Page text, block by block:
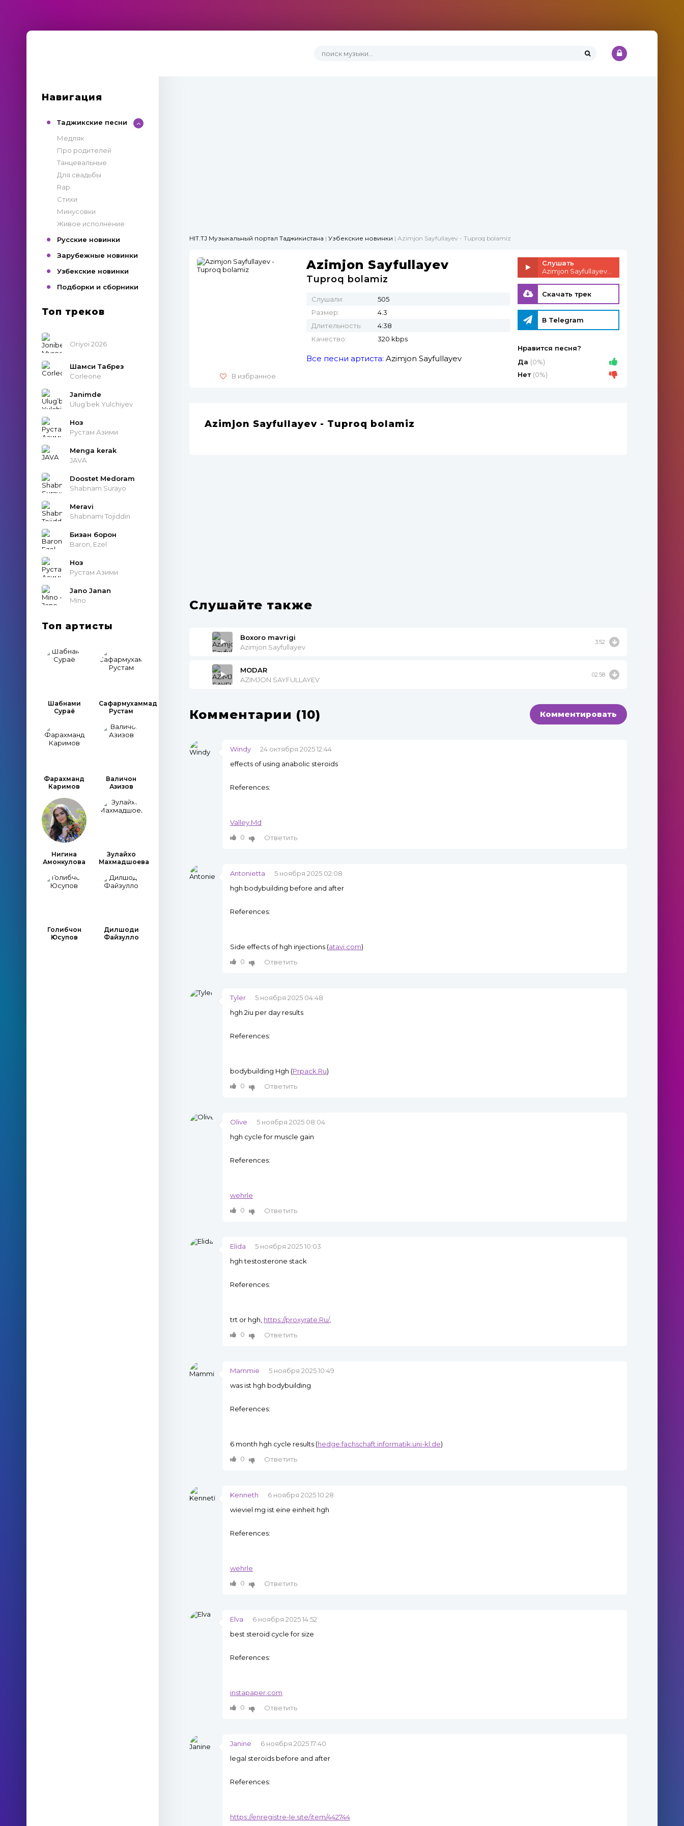
Навигация
Таджикские песни
Медляк
Про родителей
Танцевальные
Для свадьбы
Rap
Стихи
Минусовки
Живое исполнение
Русские новинки
Зарубежные новинки
Узбекские новинки
Подборки и сборники
Топ треков
Oriyoi 2026
Шамси Табрез
Corleone
Janimde
Ulug’bek Yulchiyev
Ноз
Рустам Азими
Menga kerak
JAVA
Doostet Medoram
Shabnam Surayo
Meravi
Shabnami Tojiddin
Бизан борон
Baron, Ezel
Ноз
Рустам Азими
Jano Janan
Mino
Топ артисты
Шабнами
Сураё
Сафармухаммад
Рустам
Фарахманд
Каримов
Валичон
Азизов
Нигина
Амонкулова
Зулайхо
Махмадшоева
Голибчон
Юсупов
Дилшоди
Файзулло
HIT.TJ Музыкальный портал Таджикистана | Узбекские новинки | Azimjon Sayfullayev - Tuproq bolamiz
В избранное
Azimjon Sayfullayev
Tuproq bolamiz
Слушали:
505
Размер:
4.3
Длительность:
4:38
Качество:
320 kbps
Все песни артиста: Azimjon Sayfullayev
Слушать
Скачать трек
В Telegram
Нравится песня?
Да (0%)
Нет (0%)
Azimjon Sayfullayev - Tuproq bolamiz
Слушайте также
Boxoro mavrigi
Azimjon Sayfullayev
3:52
MODAR
AZIMJON SAYFULLAYEV
02:58
Комментарии (10) Комментировать
Windy
24 октября 2025 12:44
effects of using anabolic steroids
References:
Valley.Md
0
Ответить
Antonietta
5 ноября 2025 02:08
hgh bodybuilding before and after
References:
Side effects of hgh injections (atavi.com)
0
Ответить
Tyler
5 ноября 2025 04:48
hgh 2iu per day results
References:
bodybuilding Hgh (Prpack.Ru)
0
Ответить
Olive
5 ноября 2025 08:04
hgh cycle for muscle gain
References:
wehrle
0
Ответить
Elida
5 ноября 2025 10:03
hgh testosterone stack
References:
trt or hgh, https://proxyrate.Ru/,
0
Ответить
Mammie
5 ноября 2025 10:49
was ist hgh bodybuilding
References:
6 month hgh cycle results (hedge.fachschaft.informatik.uni-kl.de)
0
Ответить
Kenneth
6 ноября 2025 10:28
wieviel mg ist eine einheit hgh
References:
wehrle
0
Ответить
Elva
6 ноября 2025 14:52
best steroid cycle for size
References:
instapaper.com
0
Ответить
Janine
6 ноября 2025 17:40
legal steroids before and after
References:
https://enregistre-le.site/item/442744